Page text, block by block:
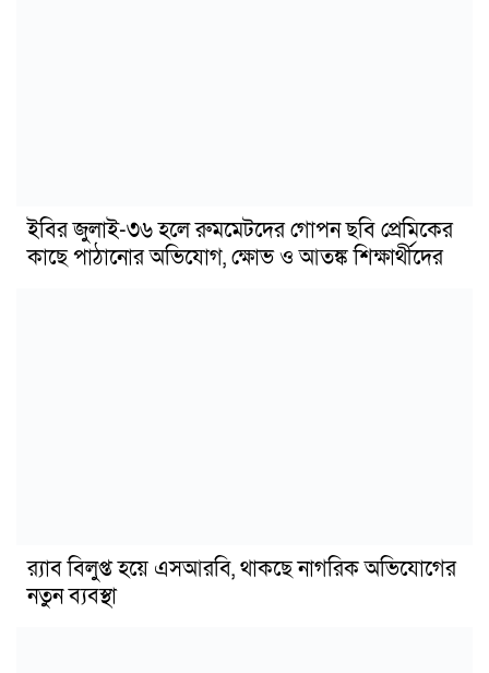
ইবির জুলাই-৩৬ হলে রুমমেটদের গোপন ছবি প্রেমিকের
কাছে পাঠানোর অভিযোগ, ক্ষোভ ও আতঙ্ক শিক্ষার্থীদের
র‍্যাব বিলুপ্ত হয়ে এসআরবি, থাকছে নাগরিক অভিযোগের
নতুন ব্যবস্থা